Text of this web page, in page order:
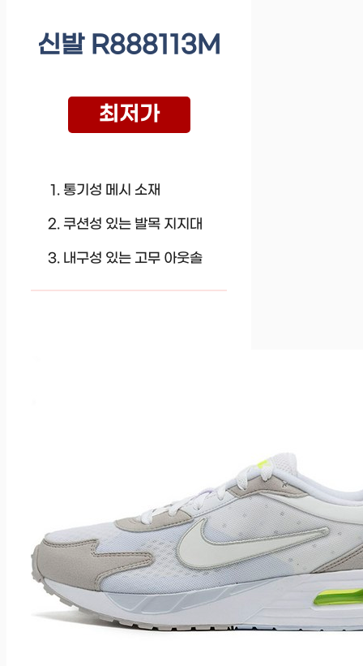
신발 R888113M
최저가
통기성 메시 소재
쿠션성 있는 발목 지지대
내구성 있는 고무 아웃솔